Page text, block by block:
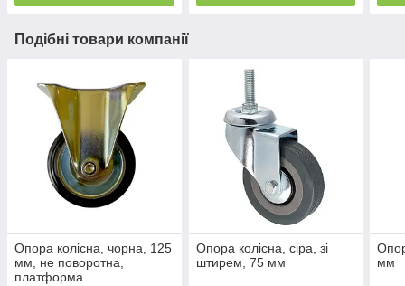
Подібні товари компанії
Опора колісна, чорна, 125
мм, не поворотна,
платформа
Опора колісна, сіра, зі
штирем, 75 мм
мм